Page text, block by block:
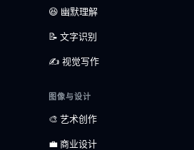
😆 幽默理解
📝 文字识别
✍️ 视觉写作
图像与设计
🎨 艺术创作
💼 商业设计